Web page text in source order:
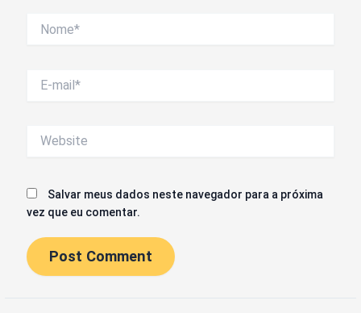
Deixe um comentário
O seu endereço de e-mail não será publicado.